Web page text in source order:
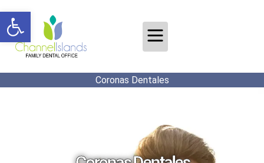
Abrir barra de herramientas
Coronas Dentales